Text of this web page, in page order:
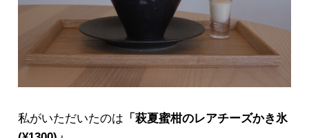
私がいただいたのは 「萩夏蜜柑のレアチーズかき氷